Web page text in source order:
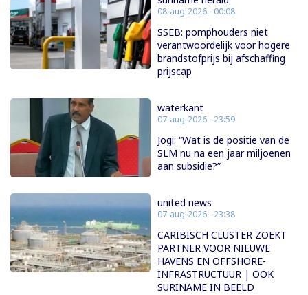
08-aug-2026 - 00:08
SSEB: pomphouders niet
verantwoordelijk voor hogere
brandstofprijs bij afschaffing
prijscap
waterkant
07-aug-2026 - 23:59
Jogi: “Wat is de positie van de
SLM nu na een jaar miljoenen
aan subsidie?”
united news
07-aug-2026 - 23:38
CARIBISCH CLUSTER ZOEKT
PARTNER VOOR NIEUWE
HAVENS EN OFFSHORE-
INFRASTRUCTUUR | OOK
SURINAME IN BEELD